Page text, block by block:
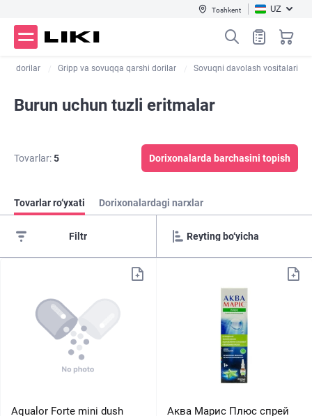
Toshkent UZ
dorilar Gripp va sovuqqa qarshi dorilar Sovuqni davolash vositalari
Burun uchun tuzli eritmalar
Tovarlar:5 Dorixonalarda barchasini topish
Tovarlar ro‘yxati Dorixonalardagi narxlar
Filtr
Aqualor Forte mini dush
Аква Марис Плюс спрей